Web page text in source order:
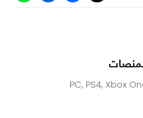
PC, PS4, Xbox